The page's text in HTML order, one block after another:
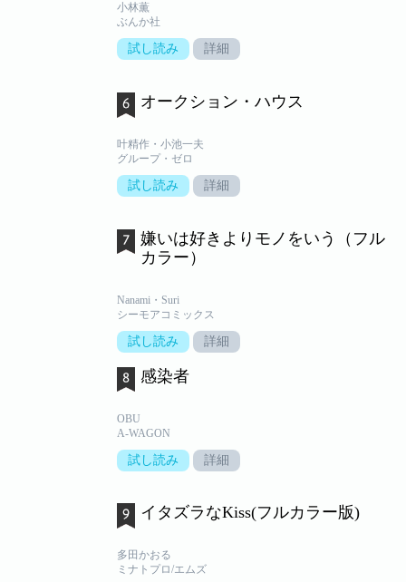
小林薫
ぶんか社
試し読み 詳細
オークション・ハウス
叶精作・小池一夫
グループ・ゼロ
試し読み 詳細
嫌いは好きよりモノをいう（フル
カラー）
Nanami・Suri
シーモアコミックス
試し読み 詳細
感染者
OBU
A-WAGON
試し読み 詳細
イタズラなKiss(フルカラー版)
多田かおる
ミナトプロ/エムズ